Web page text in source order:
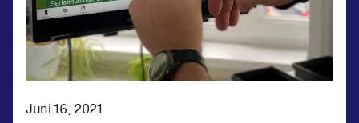
Juni 16, 2021